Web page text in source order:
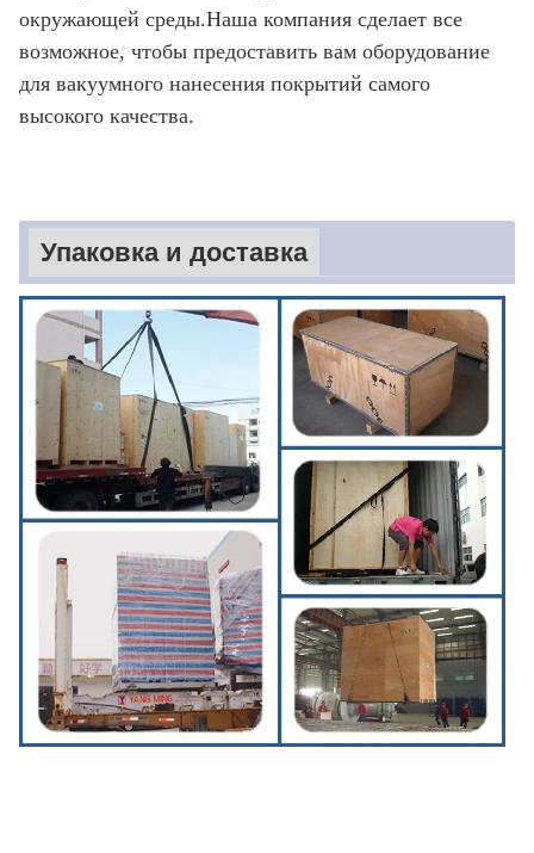
окружающей среды.Наша компания сделает все
возможное, чтобы предоставить вам оборудование
для вакуумного нанесения покрытий самого
высокого качества.
Упаковка и доставка